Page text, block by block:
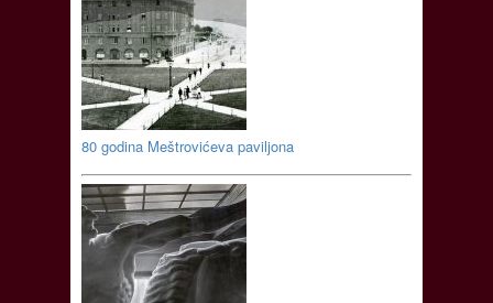
80 godina Meštrovićeva paviljona